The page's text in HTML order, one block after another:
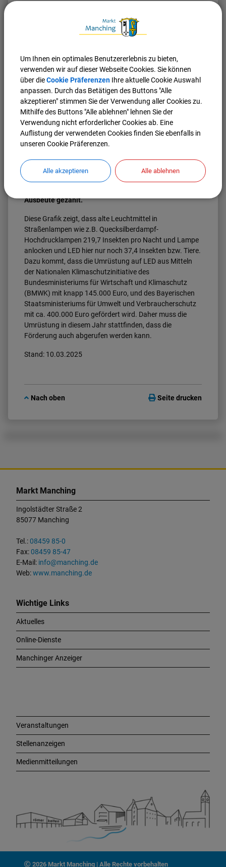
Studie von Professor Dr. Gerhard Eisenbeis zur
Insektenverträglichkeit von LEDs im Vergleich zu
herkömmlichen Lichtquellen:
Untersucht wurde das Anflugverhalten von Insekten bei
Untersuchungszeitraum (Sommer 2011) in Frankfurt
am Main wurden die getesteten Lichtquellen mit
Ausbeute gezählt.
Diese Grafik zeigt, dass alte Leuchtmittel in
Straßenlampen wie z.B. Quecksilberdampf-
Hochdrucklampen 219,7 Insekten pro Nacht und Lampe
anlocken und LED hier nur noch 37,4 Insekten bzw. Tiere.
Dazu kommt, dass die Umrüstung auf LED aus Mitteln
der Nationalen Klimaschutzinitiative des
Bundesministeriums für Wirtschaft und Klimaschutz
(BMWK) mit knapp 145.000 Euro, und des Bayerischen
Staatsministeriums für Umwelt und Verbraucherschutz
mit ca. 400.000 Euro gefördert wird. Daher muss die
Umrüstung in diesem Jahr stattfinden, dass die
Förderung auch abgerufen werden kann.
Stand: 10.03.2025
Nach oben Seite drucken
Markt Manching
Ingolstädter Straße 2
85077 Manching
Tel.:08459 85-0
Fax:08459 85-47
E-Mail: info@manching.de
Web:www.manching.de
Wichtige Links
Aktuelles
Online-Dienste
Manchinger Anzeiger
Veranstaltungen
Stellenanzeigen
Medienmitteilungen
2026 Markt Manching | Alle Rechte vorbehalten
Um Ihnen ein optimales Benutzererlebnis zu bieten,
verwenden wir auf dieser Webseite Cookies. Sie können
über dieCookie Präferenzen Ihre aktuelle Cookie Auswahl
anpassen. Durch das Betätigen des Buttons "Alle
akzeptieren" stimmen Sie der Verwendung aller Cookies zu.
Mithilfe des Buttons "Alle ablehnen" lehnen Sie der
Verwendung nicht erforderlicher Cookies ab. Eine
Auflistung der verwendeten Cookies finden Sie ebenfalls in
unseren Cookie Präferenzen.
Alle akzeptieren Alle ablehnen